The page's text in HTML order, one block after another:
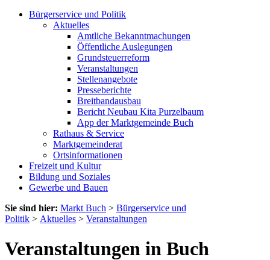
Bürgerservice und Politik
Aktuelles
Amtliche Bekanntmachungen
Öffentliche Auslegungen
Grundsteuerreform
Veranstaltungen
Stellenangebote
Presseberichte
Breitbandausbau
Bericht Neubau Kita Purzelbaum
App der Marktgemeinde Buch
Rathaus & Service
Marktgemeinderat
Ortsinformationen
Freizeit und Kultur
Bildung und Soziales
Gewerbe und Bauen
Sie sind hier: Markt Buch > Bürgerservice und
Politik > Aktuelles > Veranstaltungen
Veranstaltungen in Buch